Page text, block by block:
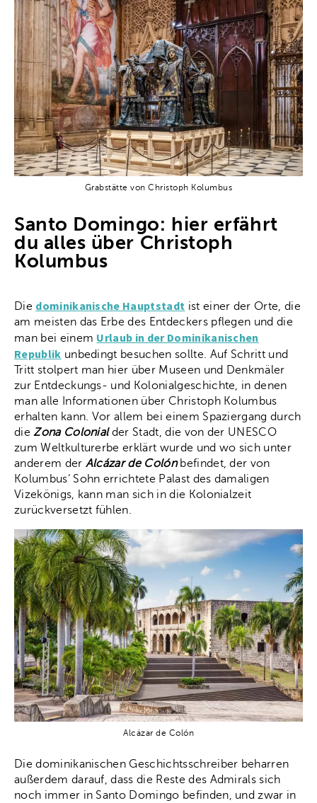
Grabstätte von Christoph Kolumbus
Santo Domingo: hier erfährt
du alles über Christoph
Kolumbus
Die dominikanische Hauptstadt ist einer der Orte, die
am meisten das Erbe des Entdeckers pflegen und die
man bei einem Urlaub in der Dominikanischen
Republik unbedingt besuchen sollte. Auf Schritt und
Tritt stolpert man hier über Museen und Denkmäler
zur Entdeckungs- und Kolonialgeschichte, in denen
man alle Informationen über Christoph Kolumbus
erhalten kann. Vor allem bei einem Spaziergang durch
dieZona Colonialder Stadt, die von der UNESCO
zum Weltkulturerbe erklärt wurde und wo sich unter
anderem der Alcázar de Colónbefindet, der von
Kolumbus‘ Sohn errichtete Palast des damaligen
Vizekönigs, kann man sich in die Kolonialzeit
zurückversetzt fühlen.
Alcázar de Colón
Die dominikanischen Geschichtsschreiber beharren
außerdem darauf, dass die Reste des Admirals sich
noch immer in Santo Domingo befinden, und zwar in